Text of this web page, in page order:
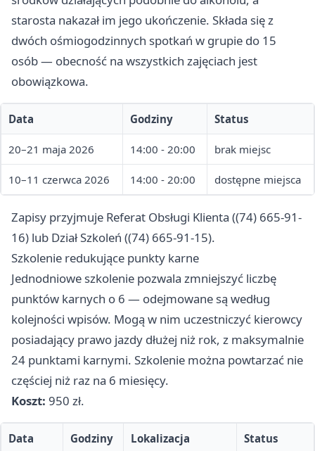
starosta nakazał im jego ukończenie. Składa się z
dwóch ośmiogodzinnych spotkań w grupie do 15
osób — obecność na wszystkich zajęciach jest
obowiązkowa.
Data Godziny Status
20–21 maja 2026 14:00 - 20:00 brak miejsc
10–11 czerwca 2026 14:00 - 20:00 dostępne miejsca
Zapisy przyjmuje Referat Obsługi Klienta ((74) 665-91-
16) lub Dział Szkoleń ((74) 665-91-15).
Szkolenie redukujące punkty karne
Jednodniowe szkolenie pozwala zmniejszyć liczbę
punktów karnych o 6 — odejmowane są według
kolejności wpisów. Mogą w nim uczestniczyć kierowcy
posiadający prawo jazdy dłużej niż rok, z maksymalnie
24 punktami karnymi. Szkolenie można powtarzać nie
częściej niż raz na 6 miesięcy.
Koszt: 950 zł.
Data Godziny Lokalizacja Status